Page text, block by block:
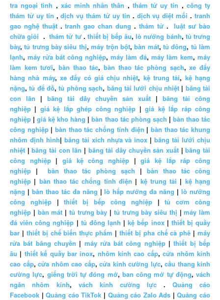
tra ngoại tình , xác minh nhân thân , thám tử uy tín , công ty
thám tử uy tín ,dịch vụ thám tử uy tín . dịch vụ diệt mối .tranh
gao nghệ thuật.tranh gao chan dung . thám tử.luật sư bào
chữa giỏi .thám tử tư.thiết bị bếp âu,lò nướng bánh, tủ trưng
bày,tủ trưng bày siêu thị,máy trộn bột,bàn mát, tủ đông, tủ làm
lạnh, máy rửa bát công nghiệp, máy làm đá, máy làm kem, máy
làm kem tươi,bàn thao tác,bàn thao tác phòng sạch,xe đẩy
hàng nhà máy, xe đẩy có giá chịu nhiệt, kệ trung tải, kệ hạng
nặng,tủ để đồ,tủ phòng sạch, băng tải lưới chịu nhiệt| băng tải
con lăn | băng tải dây chuyền sản xuất | băng tải công
nghiệp | giá kệ lắp ghép công nghiệp |giá kệ lắp ráp công
nghiệp |giá kệ kho hàng |bàn thao tác phòng sạch | bàn thao tác
công nghiệp|bàn thao tác chống tĩnh điện | bàn thao tác khung
nhôm định hình| băng tải xích nhựa và inox |băng tải lưới chịu
nhiệt |băng tải con lăn | băng tải dây chuyền sản xuất |băng tải
công nghiệp|giá kệ công nghiệp |giá kệ lắp ráp công
nghiệp |bàn thao tác phòng sạch | bàn thao tác công
nghiệp | bàn thao tác chống tĩnh điện | kệ trung tải | kệ hạng
nặng | bàn thao tác đa năng |lò hấp nướng đa năng |lò nướng
công nghiệp|thiết bị bếp công nghiệp|tủ cơm công
nghiệp | bàn mát | tủ trưng bày | tủ trưng bày siêu thị |máy làm
đá viên công nghiệp | tủ đông lạnh |kệ bếp inox| thiết bị quầy
bar | thiết bị chế biến thực phẩm | thiết bị pha chế cà phê | máy
rửa bát băng chuyền | máy rửa bát công nghiệp|thiết bị bếp
âu | thiết kế quầy bar inox, nhôm kính cao cấp,cửa nhôm kính
cao cấp, cửa nhôm cao cấp, cửa kính cường lực, cầu thang kính
cường lực, giếng trời tự đóng mở, ban công mở tự động, vách
ngăn nhôm kính, vách kính cường lực . Quảng cáo
Facebook |Quảng cáo TikTok | Quảng cáo Zalo Ads |Quảng cáo